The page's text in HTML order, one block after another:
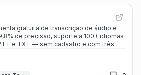
gratuita de transcrição de áudio e
de precisão, suporte a 100+ idiomas
e TXT — sem cadastro e com três